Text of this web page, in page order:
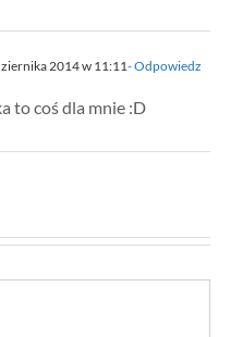
2014 w 11:11- Odpowiedz
to coś dla mnie :D